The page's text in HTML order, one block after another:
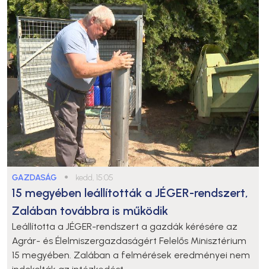
GAZDASÁG ● kedd, 15:05
15 megyében leállították a JÉGER-rendszert,
Zalában továbbra is működik
Leállította a JÉGER-rendszert a gazdák kérésére az
Agrár- és Élelmiszergazdaságért Felelős Minisztérium
15 megyében. Zalában a felmérések eredményei nem